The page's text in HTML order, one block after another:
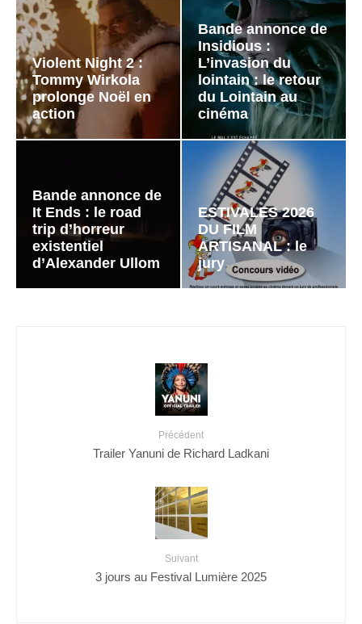
Violent Night 2 :
Tommy Wirkola
prolonge Noël en
action
Bande annonce de
Insidious :
L’invasion du
lointain : le retour
du Lointain au
cinéma
Bande annonce de
It Ends : le road
trip d’horreur
existentiel
d’Alexander Ullom
ESTIVALES 2026
DU FILM
ARTISANAL : le
jury
Précédent
Trailer Yanuni de Richard Ladkani
Suivant
3 jours au Festival Lumière 2025